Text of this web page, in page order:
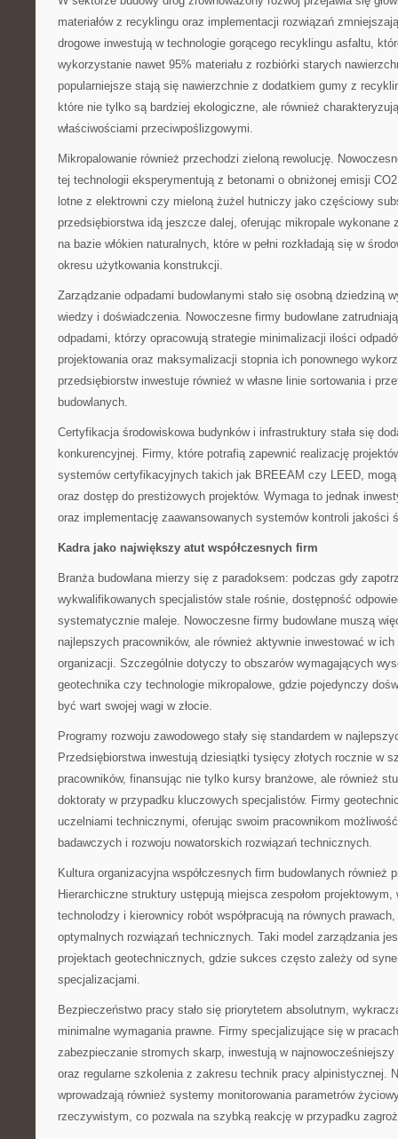
materiałów z recyklingu oraz implementacji rozwiązań
drogowe inwestują w technologie gorącego recyklingu asfaltu,
wykorzystanie nawet 95% materiału z rozbiórki starych
popularniejsze stają się nawierzchnie z dodatkiem gumy z
które nie tylko są bardziej ekologiczne, ale również
właściwościami przeciwpoślizgowymi.
Mikropalowanie również przechodzi zieloną rewolucję.
tej technologii eksperymentują z betonami o obniżonej emisji
lotne z elektrowni czy mieloną żużel hutniczy jako częściowy
przedsiębiorstwa idą jeszcze dalej, oferując mikropale wykonane
na bazie włókien naturalnych, które w pełni rozkładają się w
okresu użytkowania konstrukcji.
Zarządzanie odpadami budowlanymi stało się osobną dziedziną
wiedzy i doświadczenia. Nowoczesne firmy budowlane
odpadami, którzy opracowują strategie minimalizacji ilości
projektowania oraz maksymalizacji stopnia ich ponownego
przedsiębiorstw inwestuje również w własne linie sortowania i
budowlanych.
Certyfikacja środowiskowa budynków i infrastruktury stała się
konkurencyjnej. Firmy, które potrafią zapewnić realizację
systemów certyfikacyjnych takich jak BREEAM czy LEED,
oraz dostęp do prestiżowych projektów. Wymaga to jednak
oraz implementację zaawansowanych systemów kontroli jakości
Kadra jako największy atut współczesnych firm
Branża budowlana mierzy się z paradoksem: podczas gdy
wykwalifikowanych specjalistów stale rośnie, dostępność
systematycznie maleje. Nowoczesne firmy budowlane muszą
najlepszych pracowników, ale również aktywnie inwestować w
organizacji. Szczególnie dotyczy to obszarów wymagających
geotechnika czy technologie mikropalowe, gdzie pojedynczy
być wart swojej wagi w złocie.
Programy rozwoju zawodowego stały się standardem w
Przedsiębiorstwa inwestują dziesiątki tysięcy złotych rocznie w
pracowników, finansując nie tylko kursy branżowe, ale również
doktoraty w przypadku kluczowych specjalistów. Firmy
uczelniami technicznymi, oferując swoim pracownikom
badawczych i rozwoju nowatorskich rozwiązań technicznych.
Kultura organizacyjna współczesnych firm budowlanych również
Hierarchiczne struktury ustępują miejsca zespołom
technolodzy i kierownicy robót współpracują na równych
optymalnych rozwiązań technicznych. Taki model zarządzania
projektach geotechnicznych, gdzie sukces często zależy od
specjalizacjami.
Bezpieczeństwo pracy stało się priorytetem absolutnym,
minimalne wymagania prawne. Firmy specjalizujące się w
zabezpieczanie stromych skarp, inwestują w
oraz regularne szkolenia z zakresu technik pracy alpinistycznej.
wprowadzają również systemy monitorowania parametrów
rzeczywistym, co pozwala na szybką reakcję w przypadku